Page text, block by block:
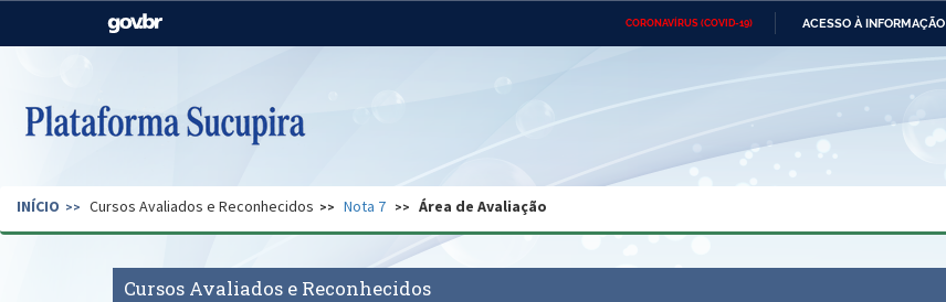
CORONAVÍRUS (COVID-19) ACESSO À INFORMAÇÃO
Casa Civil Ministério das Relações
Pecuária e Abastecimento
Ministério do Desenvolvimento
Regional
Secretaria de Governo Gabinete de Segurança Advocacia-Geral da União Banco Central do Brasil
INÍCIO Cursos Avaliados e Reconhecidos Nota 7 Área de Avaliação
Cursos Avaliados e Reconhecidos